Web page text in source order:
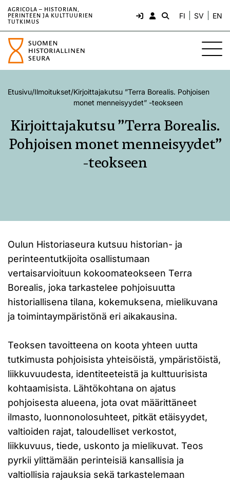
AGRICOLA – HISTORIAN,
PERINTEEN JA KULTTUURIEN
TUTKIMUS
FI SV EN
Etusivu/Ilmoitukset/Kirjoittajakutsu ”Terra Borealis. Pohjoisen
monet menneisyydet” -teokseen
Kirjoittajakutsu ”Terra Borealis.
Pohjoisen monet menneisyydet”
-teokseen
Oulun Historiaseura kutsuu historian- ja
perinteentutkijoita osallistumaan
vertaisarvioituun kokoomateokseen Terra
Borealis, joka tarkastelee pohjoisuutta
historiallisena tilana, kokemuksena, mielikuvana
ja toimintaympäristönä eri aikakausina.
Teoksen tavoitteena on koota yhteen uutta
tutkimusta pohjoisista yhteisöistä, ympäristöistä,
liikkuvuudesta, identiteeteistä ja kulttuurisista
kohtaamisista. Lähtökohtana on ajatus
pohjoisesta alueena, jota ovat määrittäneet
ilmasto, luonnonolosuhteet, pitkät etäisyydet,
valtioiden rajat, taloudelliset verkostot,
liikkuvuus, tiede, uskonto ja mielikuvat. Teos
pyrkii ylittämään perinteisiä kansallisia ja
valtiollisia rajauksia sekä tarkastelemaan